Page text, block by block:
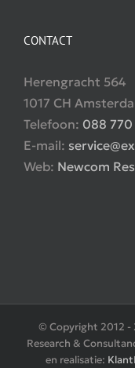
CONTACT
Herengracht 564
1017 CH
Telefoon: 088
E-mail:
Web: Newcom
© Copyright 2012 -
Research &
en realisatie: